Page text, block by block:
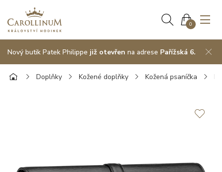
0
Nový butik Patek Philippe již otevřen na adrese Pařížská 6.
Doplňky Kožené doplňky Kožená psaníčka